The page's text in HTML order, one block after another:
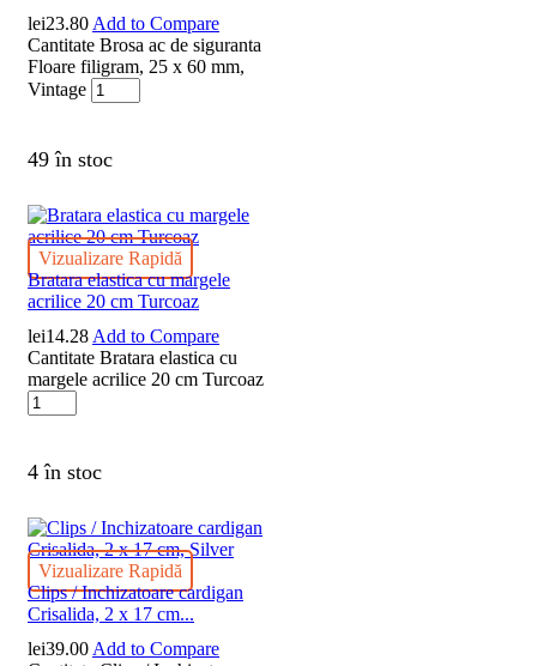
lei23.80 Add to Compare
Cantitate Brosa ac de siguranta
Floare filigram, 25 x 60 mm,
Vintage
49 în stoc
Vizualizare Rapidă
Bratara elastica cu margele
acrilice 20 cm Turcoaz
lei14.28 Add to Compare
Cantitate Bratara elastica cu
margele acrilice 20 cm Turcoaz
4 în stoc
Vizualizare Rapidă
Clips / Inchizatoare cardigan
Crisalida, 2 x 17 cm...
lei39.00 Add to Compare